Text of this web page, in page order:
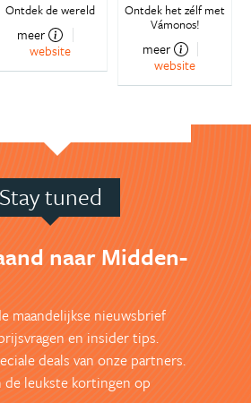
Ontdek de wereld
meer
website
Ontdek het zélf met
Vámonos!
meer
website
Stay tuned
naar Midden-
maandelijkse nieuwsbrief
en insider tips.
deals van onze partners.
de leukste kortingen op